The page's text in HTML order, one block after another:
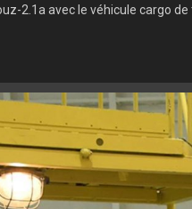
2.1a avec le véhicule cargo